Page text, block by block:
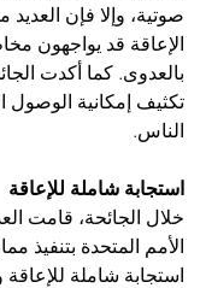
صوتية، وإلا فإن
الإعاقة قد يواجهون
بالعدوى. كما أكدت
تكثيف إمكانية الوصول
الناس.
استجابة شاملة للإعاقة
خلال الجائحة، قامت
الأمم المتحدة بتنفيذ
استجابة شاملة